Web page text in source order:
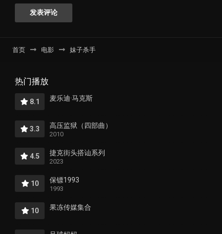
首页 电影 妹子杀手
热门播放
8.1 麦乐迪·马克斯
3.3 高压监狱（四部曲）
2010
4.5 捷克街头搭讪系列
2023
10 保镖1993
1993
10 果冻传媒集合